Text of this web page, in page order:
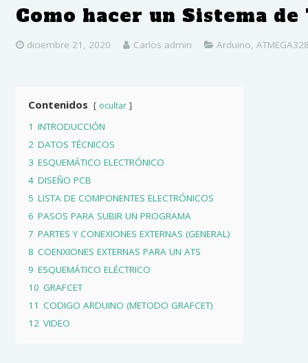
Como hacer un Sistema
diciembre 21, 2020 Carlos admin Arduino,
Contenidos ocultar
1 INTRODUCCIÓN
2 DATOS TÉCNICOS
3 ESQUEMÁTICO ELECTRÓNICO
4 DISEÑO PCB
5 LISTA DE COMPONENTES ELECTRÓNICOS
6 PASOS PARA SUBIR UN PROGRAMA
7 PARTES Y CONEXIONES EXTERNAS (GENERAL)
8 COENXIONES EXTERNAS PARA UN ATS
9 ESQUEMÁTICO ELÉCTRICO
10 GRAFCET
11 CODIGO ARDUINO (METODO GRAFCET)
12 VIDEO